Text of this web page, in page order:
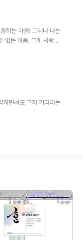
하는 마음! 그러나 나는
없는 아픔. 그게 사랑입
하면서도 그저 기다리는